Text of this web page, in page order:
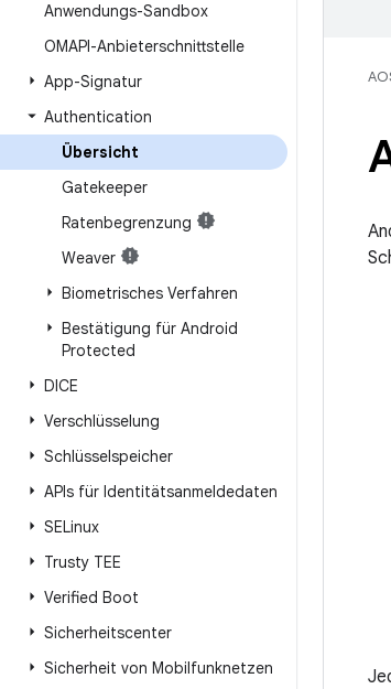
Anwendungs-Sandbox
OMAPI-Anbieterschnittstelle
App-Signatur
Authentication
Übersicht
Gatekeeper
Ratenbegrenzung
Weaver
Biometrisches Verfahren
Bestätigung für Android
Protected
DICE
Verschlüsselung
Schlüsselspeicher
APIs für Identitätsanmeldedaten
SELinux
Trusty TEE
Verified Boot
Sicherheitscenter
Sicherheit von Mobilfunknetzen